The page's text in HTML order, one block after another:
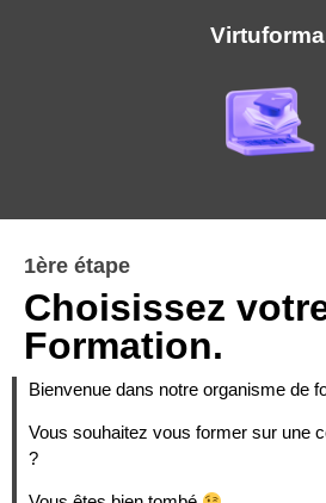
Virtuforma
1ère étape
Choisissez
Formation.
Bienvenue dans notre organisme de
Vous souhaitez vous former sur une
?